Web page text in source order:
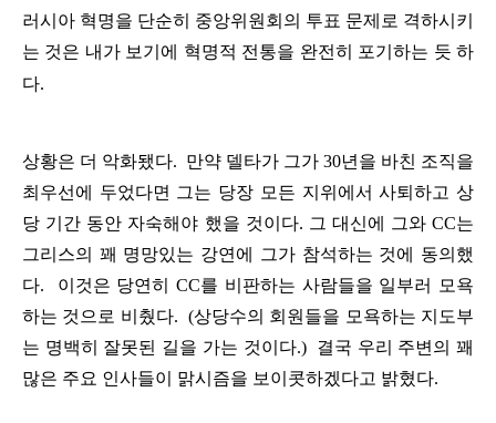
러시아 혁명을 단순히 중앙위원회의 투표 문제로 격하시키
는 것은 내가 보기에 혁명적 전통을 완전히 포기하는 듯 하
다.
상황은 더 악화됐다. 만약 델타가 그가 30년을 바친 조직을
최우선에
두었다면 그는 당장 모든 지위에서 사퇴하고 상
당 기간 동안 자숙해야 했을 것이다. 그 대신에 그와 CC는
그리스의 꽤 명망있는 강연에 그가 참석하는 것에
동의했
다. 이것은 당연히 CC를 비판하는 사람들을 일부러
모욕
하는 것으로 비췄다. (상당수의 회원들을 모욕하는 지도부
는 명백히 잘못된 길을 가는 것이다.) 결국 우리 주변의 꽤
많은 주요 인사들이 맑시즘을 보이콧하겠다고 밝혔다.